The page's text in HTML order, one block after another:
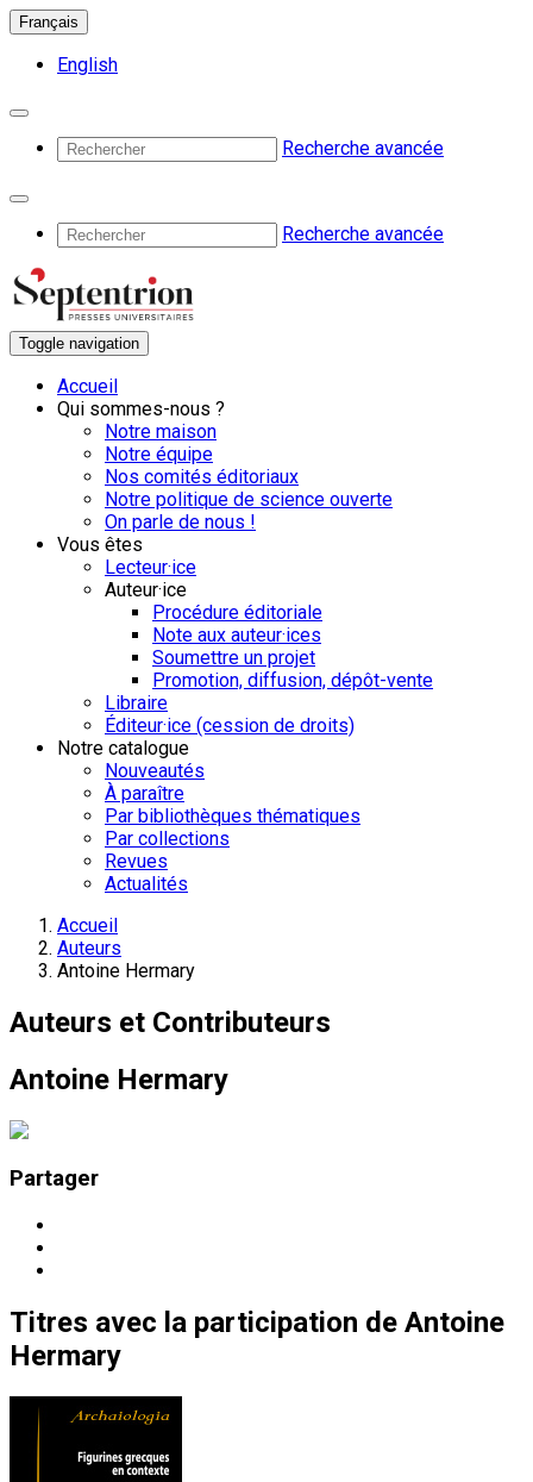
Français
English
Recherche avancée
Recherche avancée
Toggle navigation
Accueil
Qui sommes-nous ?
Notre maison
Notre équipe
Nos comités éditoriaux
Notre politique de science ouverte
On parle de nous !
Vous êtes
Lecteur·ice
Auteur·ice
Procédure éditoriale
Note aux auteur·ices
Soumettre un projet
Promotion, diffusion, dépôt-vente
Libraire
Éditeur·ice (cession de droits)
Notre catalogue
Nouveautés
À paraître
Par bibliothèques thématiques
Par collections
Revues
Actualités
Accueil
Auteurs
Antoine Hermary
Auteurs et Contributeurs
Antoine Hermary
Partager
Titres avec la participation de Antoine
Hermary